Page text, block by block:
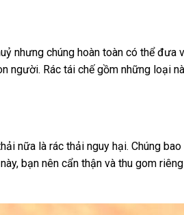
nhưng chúng hoàn toàn có thể đưa
người. Rác tái chế gồm những loại
nữa là rác thải nguy hại. Chúng
bạn nên cẩn thận và thu gom